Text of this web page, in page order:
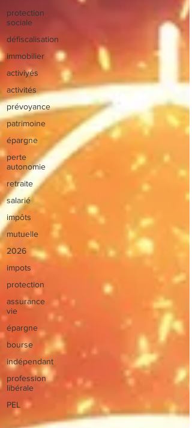
protection
sociale
défiscalisation
immobilier
activiyés
activités
prévoyance
patrimoine
épargne
perte
autonomie
retraite
salarié
impôts
mutuelle
2026
impots
protection
assurance
vie
épargne
bourse
indépendant
profession
libérale
PEL